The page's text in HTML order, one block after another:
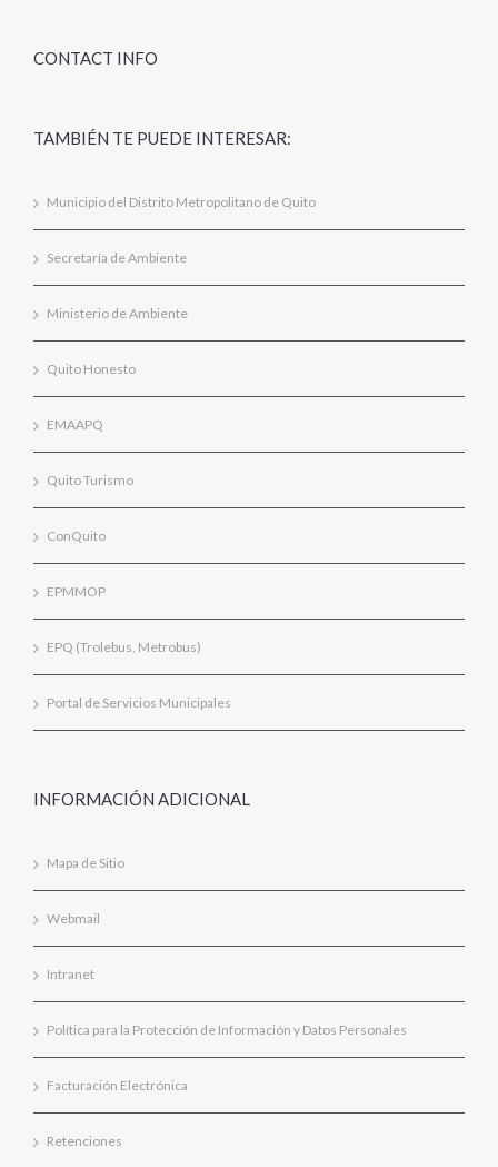
CONTACT INFO
TAMBIÉN TE PUEDE INTERESAR:
Municipio del Distrito Metropolitano de Quito
Secretaría de Ambiente
Ministerio de Ambiente
Quito Honesto
EMAAPQ
Quito Turismo
ConQuito
EPMMOP
EPQ (Trolebus, Metrobus)
Portal de Servicios Municipales
INFORMACIÓN ADICIONAL
Mapa de Sitio
Webmail
Intranet
Política para la Protección de Información y Datos Personales
Facturación Electrónica
Retenciones